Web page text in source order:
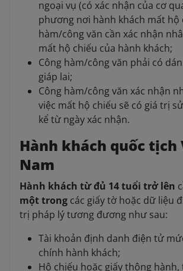
ngoại vụ (có xác nhận của cơ
phương nơi hành khách mất hộ
hàm/công văn cần xác nhận
mất hộ chiếu của hành khách;
Công hàm/công văn phải có
giáp lai;
Công hàm/công văn xác nhận
việc mất hộ chiếu sẽ có giá trị
kể từ ngày xác nhận.
Hành khách quốc tịch
Nam
Hành khách từ đủ 14 tuổi trở lên
một trong các giấy tờ hoặc dữ liệu
trị pháp lý tương đương như sau:
Tài khoản định danh điện tử
chính hành khách;
Hộ chiếu hoặc giấy thông hành,